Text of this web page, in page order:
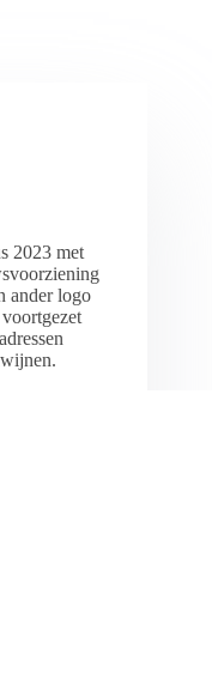
2023 met
ander logo